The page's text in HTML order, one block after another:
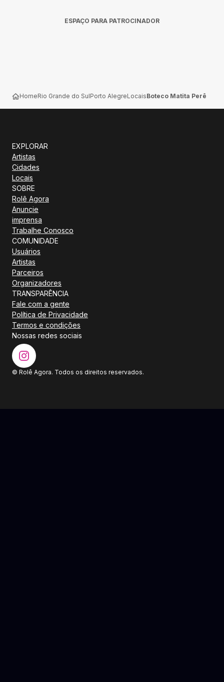
ESPAÇO PARA PATROCINADOR
HomeRio Grande do SulPorto AlegreLocaisBoteco Matita Perê
EXPLORAR
Artistas
Cidades
Locais
SOBRE
Rolê Agora
Anuncie
imprensa
Trabalhe Conosco
COMUNIDADE
Usuários
Artistas
Parceiros
Organizadores
TRANSPARÊNCIA
Fale com a gente
Política de Privacidade
Termos e condições
Nossas redes sociais
© Rolê Agora. Todos os direitos reservados.